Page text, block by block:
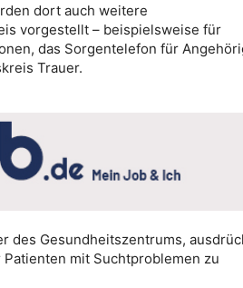
dort auch weitere
vorgestellt – beispielsweise für
das Sorgentelefon für
Trauer.
des Gesundheitszentrums,
mit Suchtproblemen zu